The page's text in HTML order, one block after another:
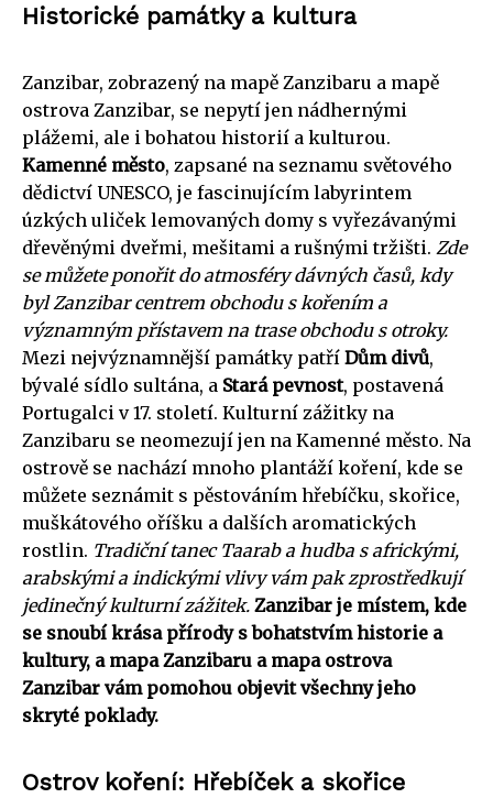
Historické památky a kultura
Zanzibar, zobrazený na mapě Zanzibaru a mapě
ostrova Zanzibar, se nepytí jen nádhernými
plážemi, ale i bohatou historií a kulturou.
Kamenné město, zapsané na seznamu světového
dědictví UNESCO, je fascinujícím labyrintem
úzkých uliček lemovaných domy s vyřezávanými
dřevěnými dveřmi, mešitami a rušnými tržišti. Zde
se můžete ponořit do atmosféry dávných časů, kdy
byl Zanzibar centrem obchodu s kořením a
významným přístavem na trase obchodu s otroky.
Mezi nejvýznamnější památky patří Dům divů,
bývalé sídlo sultána, a Stará pevnost, postavená
Portugalci v 17. století. Kulturní zážitky na
Zanzibaru se neomezují jen na Kamenné město. Na
ostrově se nachází mnoho plantáží koření, kde se
můžete seznámit s pěstováním hřebíčku, skořice,
muškátového oříšku a dalších aromatických
rostlin. Tradiční tanec Taarab a hudba s africkými,
arabskými a indickými vlivy vám pak zprostředkují
jedinečný kulturní zážitek. Zanzibar je místem, kde
se snoubí krása přírody s bohatstvím historie a
kultury, a mapa Zanzibaru a mapa ostrova
Zanzibar vám pomohou objevit všechny jeho
skryté poklady.
Ostrov koření: Hřebíček a skořice